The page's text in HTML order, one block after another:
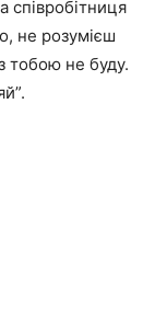
співробітниця
не розумієш
тобою не буду.